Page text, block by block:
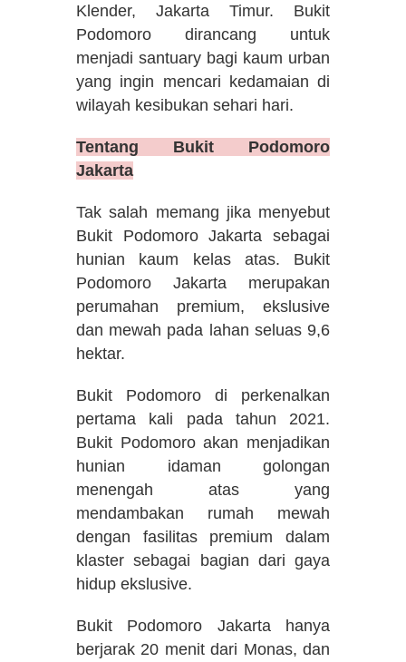
Klender, Jakarta Timur. Bukit
Podomoro dirancang untuk
menjadi santuary bagi kaum urban
yang ingin mencari kedamaian di
wilayah kesibukan sehari hari.
Tentang Bukit Podomoro
Jakarta
Tak salah memang jika menyebut
Bukit Podomoro Jakarta sebagai
hunian kaum kelas atas. Bukit
Podomoro Jakarta merupakan
perumahan premium, ekslusive
dan mewah pada lahan seluas 9,6
hektar.
Bukit Podomoro di perkenalkan
pertama kali pada tahun 2021.
Bukit Podomoro akan menjadikan
hunian idaman golongan
menengah atas yang
mendambakan rumah mewah
dengan fasilitas premium dalam
klaster sebagai bagian dari gaya
hidup ekslusive.
Bukit Podomoro Jakarta hanya
berjarak 20 menit dari Monas, dan